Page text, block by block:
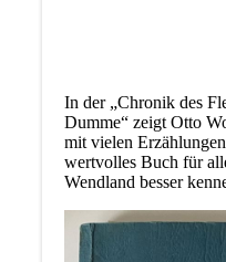
In der „Chronik des
Dumme“ zeigt Otto
mit vielen
wertvolles Buch für
Wendland besser